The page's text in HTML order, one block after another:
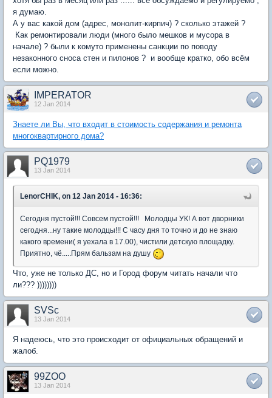
я думаю.
А у вас какой дом (адрес, монолит-кирпич) ? сколько этажей ?
Как ремонтировали люди (много было мешков и мусора в
начале) ? были к комуто применены санкции по поводу
незаконного сноса стен и пилонов ? и вообще кратко, обо всём
если можно.
IMPERATOR
12 Jan 2014
Знаете ли Вы, что входит в стоимость содержания и ремонта
многоквартирного дома?
PQ1979
13 Jan 2014
LenorCHIK, on 12 Jan 2014 - 16:36:
Сегодня пустой!!! Совсем пустой!!! Молодцы УК! А вот дворники
сегодня...ну такие молодцы!!! С часу дня то точно и до не знаю
какого времени( я уехала в 17.00), чистили детскую площадку.
Приятно, чё.....Прям бальзам на душу
Что, уже не только ДС, но и Город форум читать начали что
ли??? ))))))))
SVSc
13 Jan 2014
Я надеюсь, что это происходит от официальных обращений и
жалоб.
99ZOO
13 Jan 2014